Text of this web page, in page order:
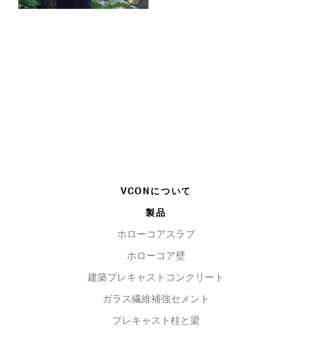
VCONについて
製品
ホローコアスラブ
ホローコア壁
建築プレキャストコンクリート
ガラス繊維補強セメント
プレキャスト柱と梁